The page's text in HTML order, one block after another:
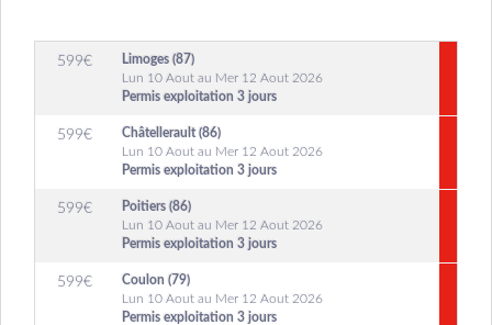
599€
Limoges (87)
Lun 10 Aout au Mer 12 Aout 2026
Permis exploitation 3 jours
599€
Châtellerault (86)
Lun 10 Aout au Mer 12 Aout 2026
Permis exploitation 3 jours
599€
Poitiers (86)
Lun 10 Aout au Mer 12 Aout 2026
Permis exploitation 3 jours
599€
Coulon (79)
Lun 10 Aout au Mer 12 Aout 2026
Permis exploitation 3 jours